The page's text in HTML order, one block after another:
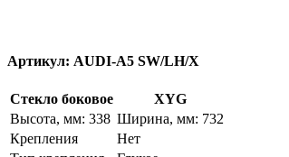
Артикул: AUDI-A5 SW/LH/X
Стекло боковое
XYG
Высота, мм: 338 Ширина, мм: 732
Крепления
Нет